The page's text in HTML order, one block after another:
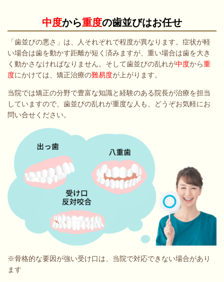
中度から重度の歯並びはお任せ
「歯並びの悪さ」は、人それぞれで程度が異なります。症状が軽
い場合は歯を動かす距離が短く済みますが、重い場合は歯を大き
く動かさなければなりません。そして歯並びの乱れが中度から重
度にかけては、矯正治療の難易度が上がります。
当院では矯正の分野で豊富な知識と経験のある院長が治療を担当
していますので、歯並びの乱れが重度な人も、どうぞお気軽にお
問い合せください。
※骨格的な要因が強い受け口は、当院で対応できない場合があり
ます